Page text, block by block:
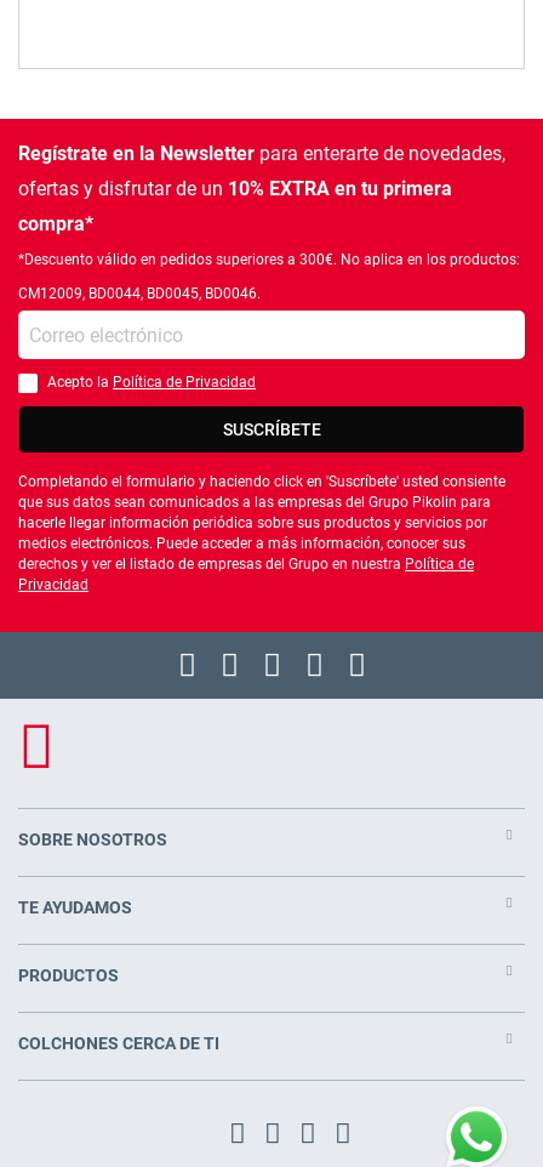
Regístrate en la Newsletter para enterarte de novedades,
ofertas y disfrutar de un 10% EXTRA en tu primera
compra*
*Descuento válido en pedidos superiores a 300€. No aplica en los productos:
CM12009, BD0044, BD0045, BD0046.
Introduce tu e-mail
Debes aceptar la política de privacidad
Acepto la Política de Privacidad
SUSCRÍBETE
Completando el formulario y haciendo click en 'Suscríbete' usted consiente
que sus datos sean comunicados a las empresas del Grupo Pikolin para
hacerle llegar información periódica sobre sus productos y servicios por
medios electrónicos. Puede acceder a más información, conocer sus
derechos y ver el listado de empresas del Grupo en nuestra Política de
Privacidad
SOBRE NOSOTROS
TE AYUDAMOS
PRODUCTOS
COLCHONES CERCA DE TI